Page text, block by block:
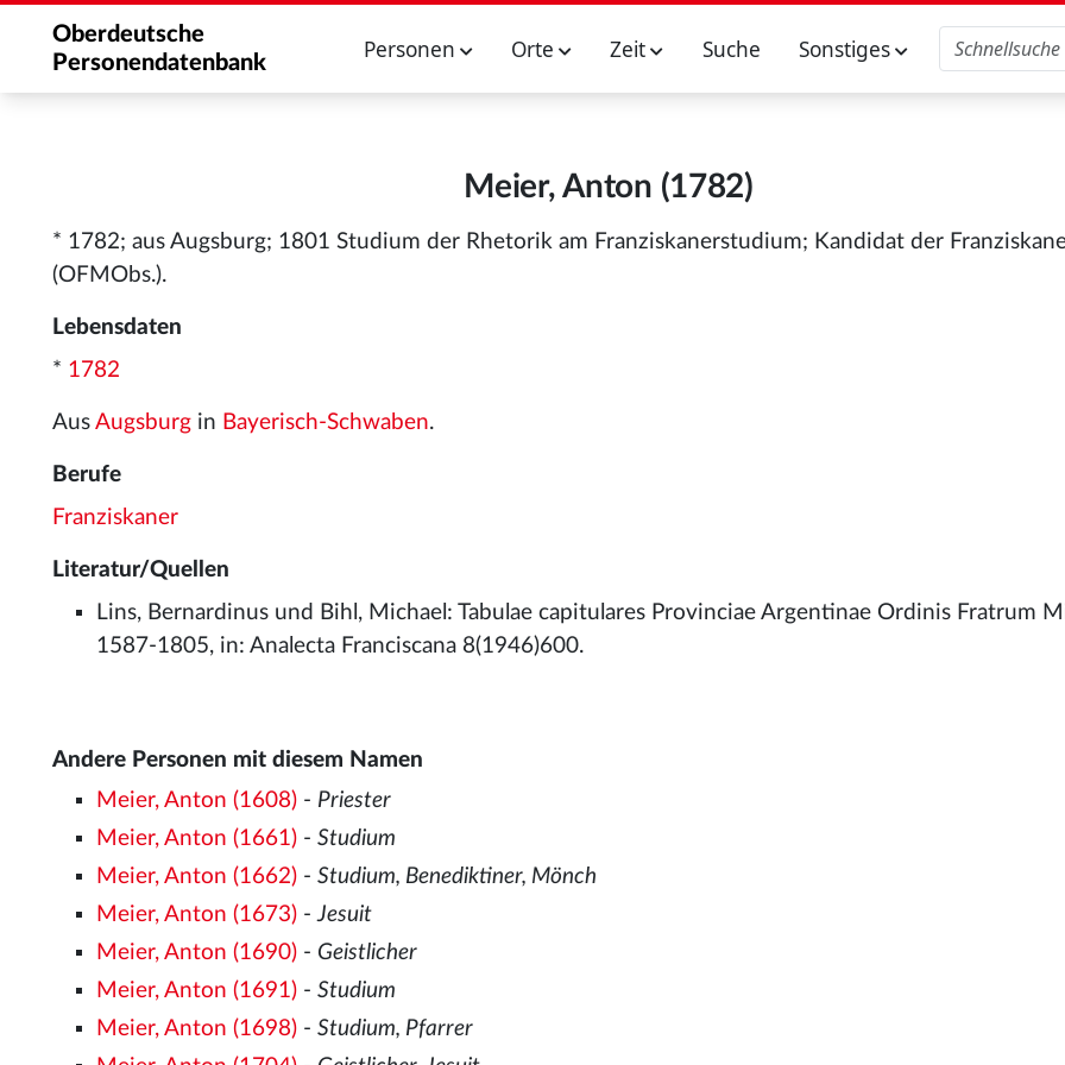
Oberdeutsche
Personendatenbank
Personen Orte Zeit Suche Sonstiges
Meier, Anton (1782)
* 1782; aus Augsburg; 1801 Studium der Rhetorik am Franziskanerstudium; Kandidat der
(OFMObs.).
Lebensdaten
* 1782
Aus Augsburg in Bayerisch-Schwaben.
Berufe
Franziskaner
Literatur/Quellen
Lins, Bernardinus und Bihl, Michael: Tabulae capitulares Provinciae Argentinae Ordinis Fratrum
1587-1805, in: Analecta Franciscana 8(1946)600.
Andere Personen mit diesem Namen
Meier, Anton (1608) - Priester
Meier, Anton (1661) -Studium
Meier, Anton (1662) -Studium, Benediktiner, Mönch
Meier, Anton (1673) -Jesuit
Meier, Anton (1690) - Geistlicher
Meier, Anton (1691) -Studium
Meier, Anton (1698) -Studium, Pfarrer